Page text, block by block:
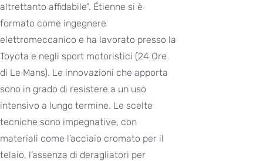
altrettanto affidabile”. Étienne si è
formato come ingegnere
elettromeccanico e ha lavorato presso la
Toyota e negli sport motoristici (24 Ore
di Le Mans). Le innovazioni che apporta
sono in grado di resistere a un uso
intensivo a lungo termine. Le scelte
tecniche sono impegnative, con
materiali come l’acciaio cromato per il
telaio, l’assenza di deragliatori per